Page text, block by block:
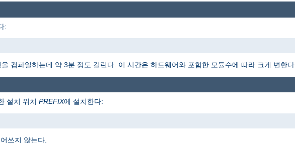
:
컴파일하는데 약 3분 정도 걸린다. 이 시간은 하드웨어와 포함한 모듈수에 따라 크게 변한다.
설치 위치 PREFIX에 설치한다:
쓰지 않는다.